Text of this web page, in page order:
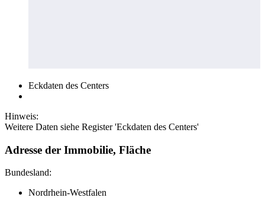
Eckdaten des Centers
Hinweis:
Weitere Daten siehe Register 'Eckdaten des Centers'
Adresse der Immobilie, Fläche
Bundesland:
Nordrhein-Westfalen